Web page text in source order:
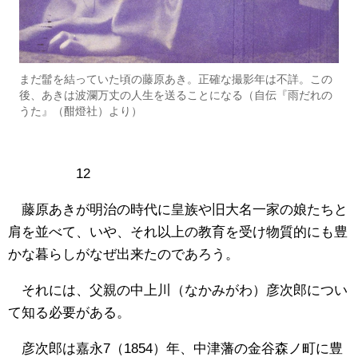
まだ髷を結っていた頃の藤原あき。正確な撮影年は不詳。この
後、あきは波瀾万丈の人生を送ることになる（自伝『雨だれの
うた』（酣燈社）より）
12
藤原あきが明治の時代に皇族や旧大名一家の娘たちと
肩を並べて、いや、それ以上の教育を受け物質的にも豊
かな暮らしがなぜ出来たのであろう。
それには、父親の中上川（なかみがわ）彦次郎につい
て知る必要がある。
彦次郎は嘉永7（1854）年、中津藩の金谷森ノ町に豊